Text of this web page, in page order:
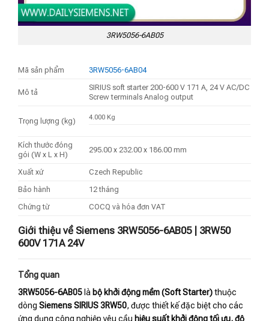
3RW5056-6AB05
Mã sản phẩm 3RW5056-6AB04
Mô tả
SIRIUS soft starter 200-600 V 171 A, 24 V AC/DC
Screw terminals Analog output
Trọng lượng (kg) 4.000 Kg
Kích thước đóng
gói (W x L x H)
295.00 x 232.00 x 186.00 mm
Xuất xứ
Czech Republic
Bảo hành
12 tháng
Chứng từ
COCQ và hóa đơn VAT
Giới thiệu về Siemens 3RW5056-6AB05 | 3RW50
600V 171A 24V
Tổng quan
3RW5056-6AB05 là bộ khởi động mềm (Soft Starter)thuộc
dòng Siemens SIRIUS 3RW50, được thiết kế đặc biệt cho các
ứng dụng công nghiệp yêu cầu hiệu suất khởi động tối ưu, độ